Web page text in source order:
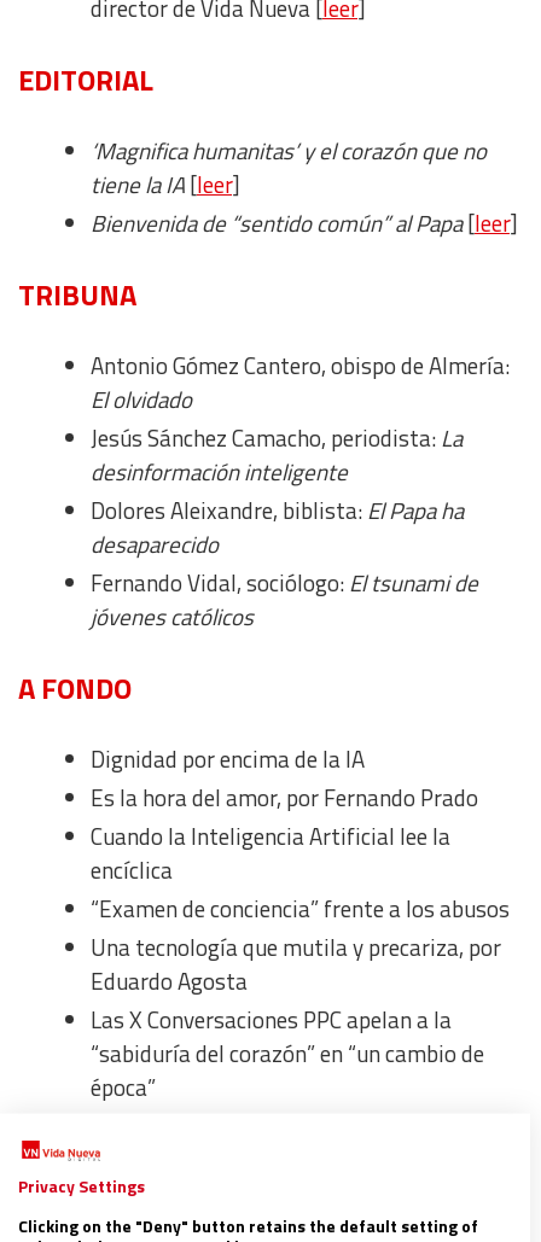
director de Vida Nueva [leer]
EDITORIAL
‘Magnifica humanitas’ y el corazón que no
tiene la IA[leer]
Bienvenida de “sentido común” al Papa[leer]
TRIBUNA
Antonio Gómez Cantero, obispo de Almería:
El olvidado
Jesús Sánchez Camacho, periodista:La
desinformación inteligente
Dolores Aleixandre, biblista:El Papa ha
desaparecido
Fernando Vidal, sociólogo:El tsunami de
jóvenes católicos
A FONDO
Dignidad por encima de la IA
Es la hora del amor, por Fernando Prado
Cuando la Inteligencia Artificial lee la
encíclica
“Examen de conciencia” frente a los abusos
Una tecnología que mutila y precariza, por
Eduardo Agosta
Las X Conversaciones PPC apelan a la
“sabiduría del corazón” en “un cambio de
época”
Vicente Martín
PLIEGO
Privacy Settings
Clicking on the "Deny" button retains the default setting of